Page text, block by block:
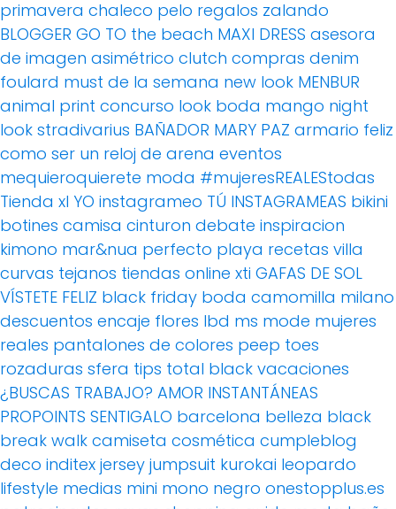
primavera chaleco pelo regalos zalando
BLOGGER GO TO the beach MAXI DRESS asesora
de imagen asimétrico clutch compras denim
foulard must de la semana new look MENBUR
animal print concurso look boda mango night
look stradivarius BAÑADOR MARY PAZ armario feliz
como ser un reloj de arena eventos
mequieroquierete moda #mujeresREALEStodas
Tienda xl YO instagrameo TÚ INSTAGRAMEAS bikini
botines camisa cinturon debate inspiracion
kimono mar&nua perfecto playa recetas villa
curvas tejanos tiendas online xti GAFAS DE SOL
VÍSTETE FELIZ black friday boda camomilla milano
descuentos encaje flores lbd ms mode mujeres
reales pantalones de colores peep toes
rozaduras sfera tips total black vacaciones
¿BUSCAS TRABAJO? AMOR INSTANTÁNEAS
PROPOINTS SENTIGALO barcelona belleza black
break walk camiseta cosmética cumpleblog
deco inditex jersey jumpsuit kurokai leopardo
lifestyle medias mini mono negro onestopplus.es